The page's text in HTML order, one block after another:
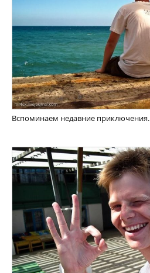
Вспоминаем недавние приключения.